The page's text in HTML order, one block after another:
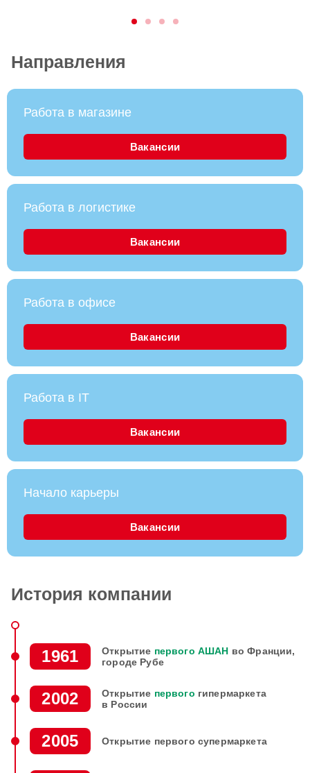
Направления
Работа в магазине
Вакансии
Работа в логистике
Вакансии
Работа в офисе
Вакансии
Работа в IT
Вакансии
Начало карьеры
Вакансии
История компании
1961 Открытие первого АШАН во Франции,
городе Рубе
2002 Открытие первого гипермаркета
в России
2005 Открытие первого супермаркета